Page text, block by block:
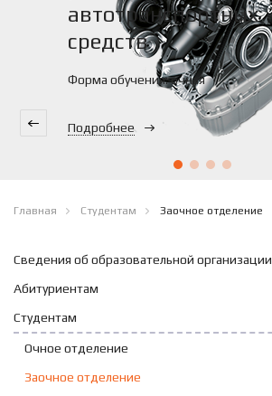
автотранспортных
средств
Форма обучения: очная
Подробнее
Главная Студентам Заочное отделение
Сведения об образовательной организации
Абитуриентам
Студентам
Очное отделение
Заочное отделение